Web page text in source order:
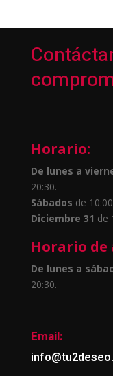
Horario:
De lunes a
20:30.
Sábados de
Diciembre 31 de
Horario de
De lunes a
20:30.
Email: